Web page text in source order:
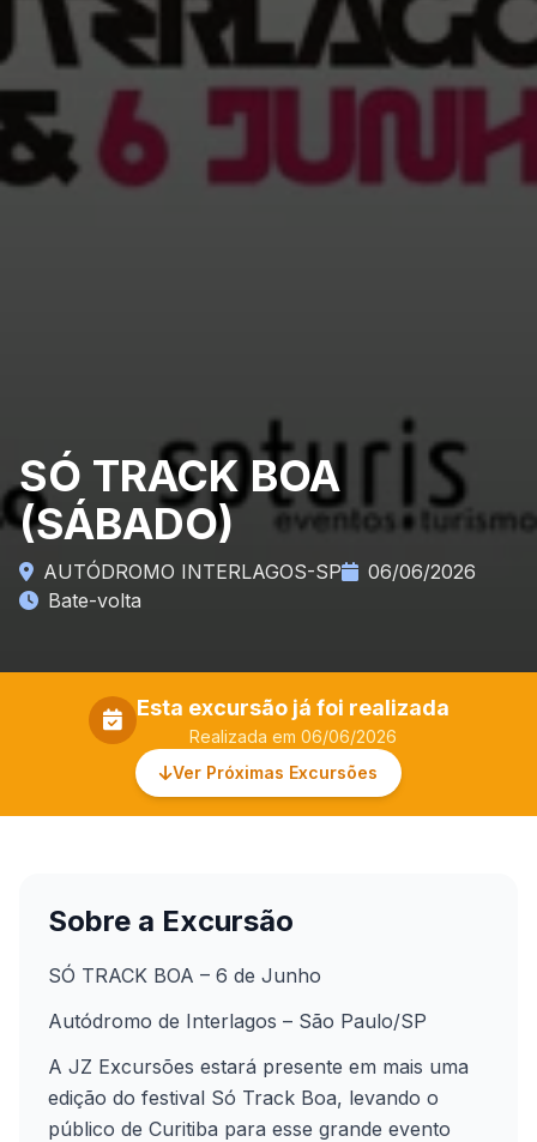
SÓ TRACK BOA
(SÁBADO)
AUTÓDROMO INTERLAGOS-SP
06/06/2026
Bate-volta
Esta excursão já foi realizada
Realizada em 06/06/2026
Ver Próximas Excursões
Sobre a Excursão
SÓ TRACK BOA – 6 de Junho
Autódromo de Interlagos – São Paulo/SP
A JZ Excursões estará presente em mais uma
edição do festival Só Track Boa, levando o
público de Curitiba para esse grande evento